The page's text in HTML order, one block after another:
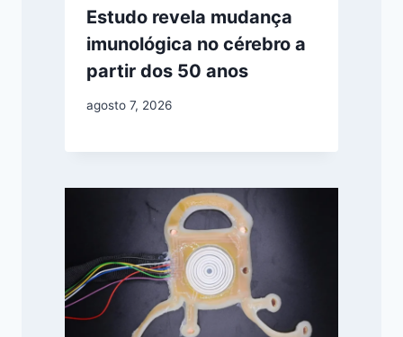
Estudo revela mudança
imunológica no cérebro a
partir dos 50 anos
agosto 7, 2026